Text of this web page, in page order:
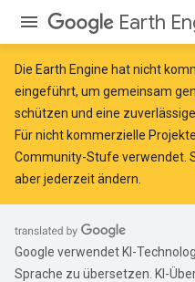
Earth
Die Earth Engine hatnicht
eingeführt, um gemeinsam
schützen und eine
Für nicht kommerzielle
Community-Stufe verwendet.
aber jederzeit ändern.
Google verwendet KI-
Sprache zu übersetzen. KI-